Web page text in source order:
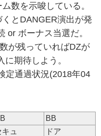
数を示唆している。
とDANGER演出が発
or ボーナス当選だ。
が残っていればDZが
期待しよう。
定通過状況(2018年04
BB
キュ ドア